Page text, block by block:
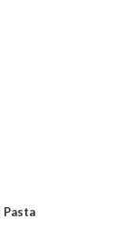
Pasta